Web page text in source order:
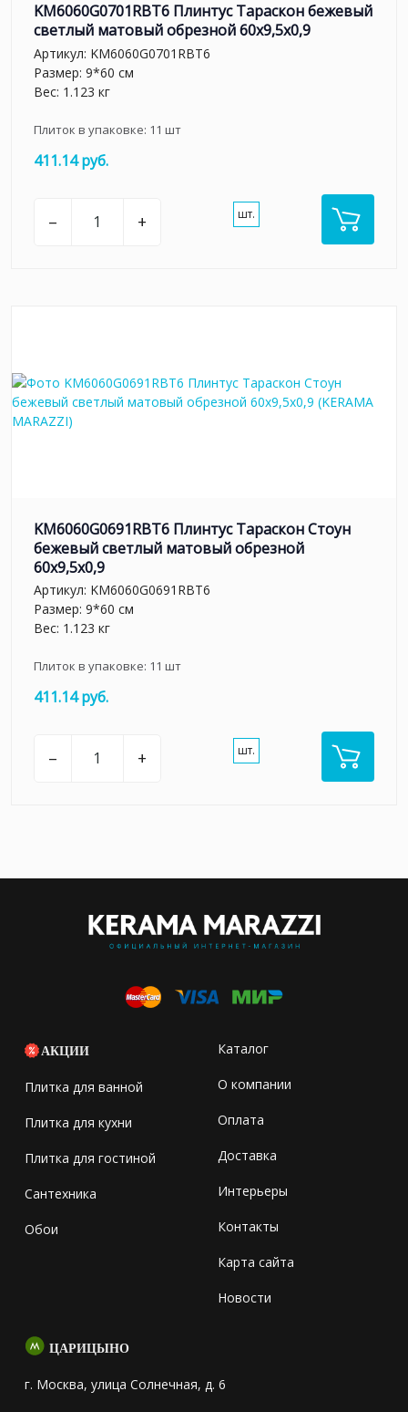
KM6060G0701RBT6 Плинтус Тараскон бежевый
светлый матовый обрезной 60x9,5x0,9
Артикул: KM6060G0701RBT6
Размер: 9*60 см
Вес: 1.123 кг
Плиток в упаковке: 11 шт
411.14 руб.
– + шт.
KM6060G0691RBT6 Плинтус Тараскон Стоун
бежевый светлый матовый обрезной
60x9,5x0,9
Артикул: KM6060G0691RBT6
Размер: 9*60 см
Вес: 1.123 кг
Плиток в упаковке: 11 шт
411.14 руб.
– + шт.
АКЦИИ
Плитка для ванной
Плитка для кухни
Плитка для гостиной
Сантехника
Обои
Каталог
О компании
Оплата
Доставка
Интерьеры
Контакты
Карта сайта
Новости
ЦАРИЦЫНО
г. Москва, улица Солнечная, д. 6